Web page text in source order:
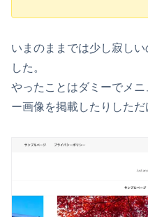
いまのままでは少し寂し
した。
やったことはダミーでメ
ー画像を掲載したりしただ